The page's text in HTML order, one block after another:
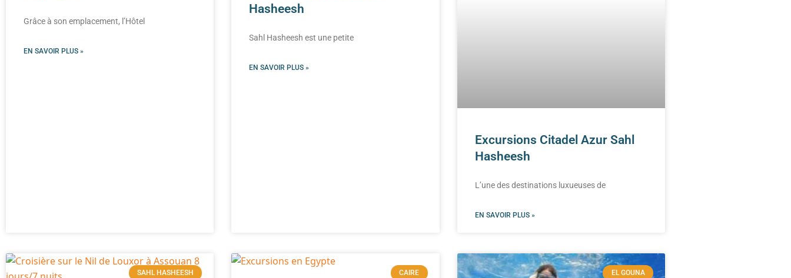
Grâce à son emplacement, l’Hôtel
EN SAVOIR PLUS »
Hasheesh
Sahl Hasheesh est une petite
EN SAVOIR PLUS »
Excursions Citadel Azur Sahl
Hasheesh
L’une des destinations luxueuses de
EN SAVOIR PLUS »
SAHL HASHEESH CAIRE EL GOUNA